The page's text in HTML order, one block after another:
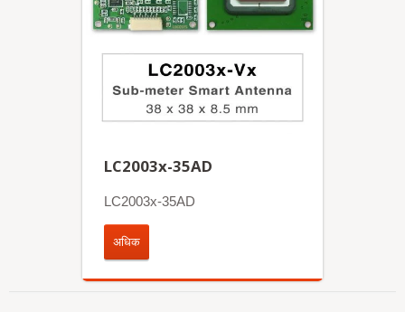
LC2003x-35AD
LC2003x-35AD
अधिक